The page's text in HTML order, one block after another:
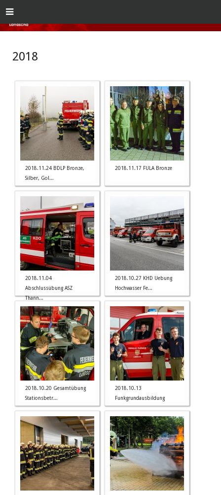
2018
2018.11.24 BDLP Bronze,
Silber, Gol...
2018.11.17 FULA Bronze
2018.11.04
Abschlussübung ASZ
Thann...
2018.10.27 KHD Uebung
Hochwasser Fe...
2018.10.20 Gesamtübung
Stationsbetr...
2018.10.13
Funkgrundausbildung